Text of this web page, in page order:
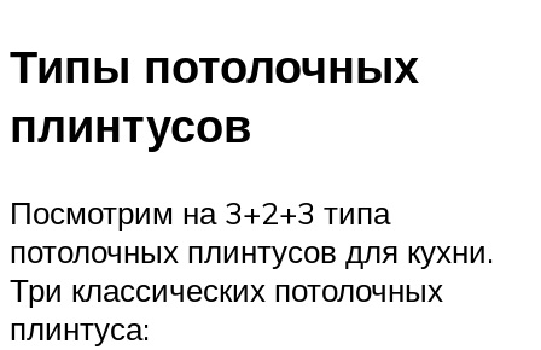
Типы потолочных
плинтусов
Посмотрим на 3+2+3 типа
потолочных плинтусов для кухни.
Три классических потолочных
плинтуса: